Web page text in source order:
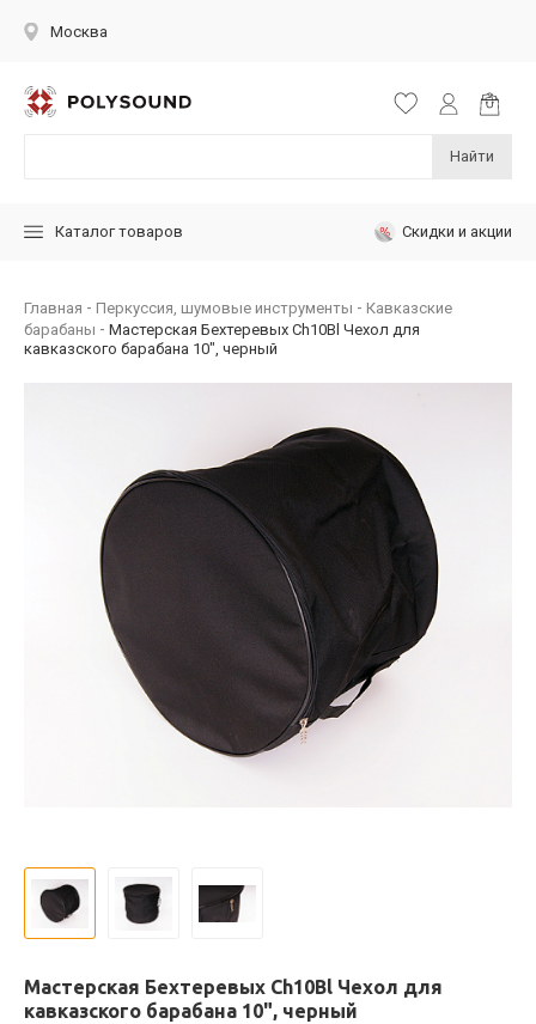
Москва
Найти
Каталог товаров Скидки и акции
Главная Перкуссия, шумовые инструменты
Кавказские
барабаны
Мастерская Бехтеревых Ch10Bl Чехол для
кавказского барабана 10", черный
Мастерская Бехтеревых Ch10Bl Чехол для
кавказского барабана 10", черный